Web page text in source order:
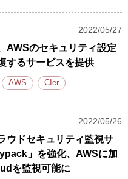
2022/05/27
AWSのセキュリティ設定
するサービスを提供
AWS CIer
2022/05/26
ウドセキュリティ監視サ
」を強化、AWSに加
を監視可能に